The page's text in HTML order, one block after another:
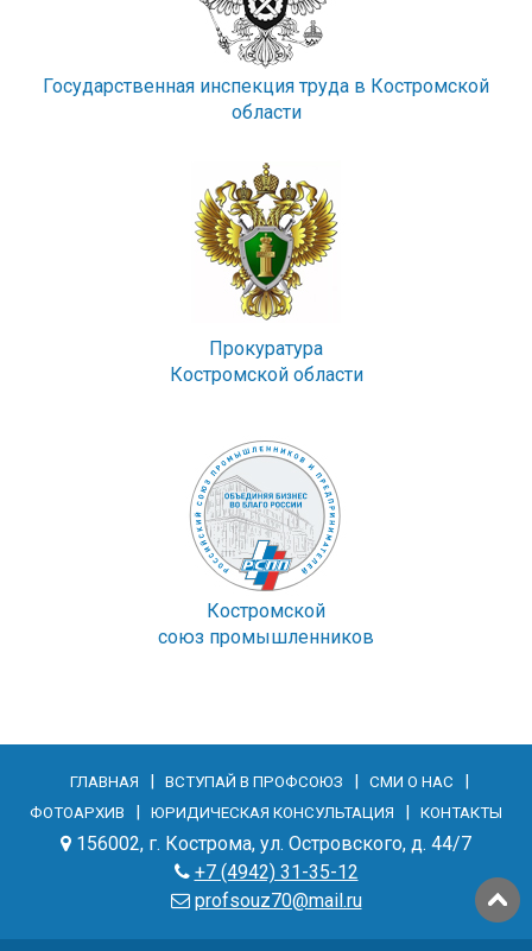
Государственная инспекция труда в Костромской
области
Прокуратура
Костромской области
Костромской
союз промышленников
ГЛАВНАЯ ВСТУПАЙ В ПРОФСОЮЗ СМИ О НАС
ФОТОАРХИВ ЮРИДИЧЕСКАЯ КОНСУЛЬТАЦИЯ КОНТАКТЫ
156002, г. Кострома, ул. Островского, д. 44/7
+7 (4942) 31-35-12
profsouz70@mail.ru